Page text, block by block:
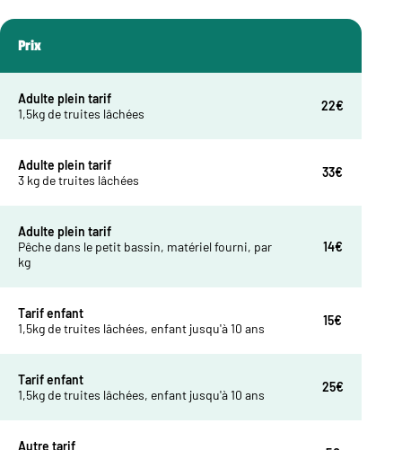
Prix
Adulte plein tarif
1,5kg de truites lâchées
22€
Adulte plein tarif
3 kg de truites lâchées
33€
Adulte plein tarif
Pêche dans le petit bassin, matériel fourni, par
kg
14€
Tarif enfant
1,5kg de truites lâchées, enfant jusqu'à 10 ans
15€
Tarif enfant
1,5kg de truites lâchées, enfant jusqu'à 10 ans
25€
Autre tarif